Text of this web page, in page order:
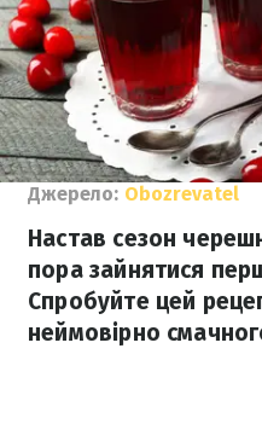
Джерело: Obozrevatel
Настав сезон
пора зайнятися
Спробуйте цей
неймовірно